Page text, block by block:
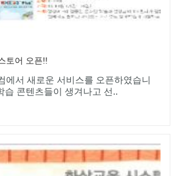
토어 오픈!!
에서 새로운 서비스를 오픈하였습니
습 콘텐츠들이 생겨나고 선..